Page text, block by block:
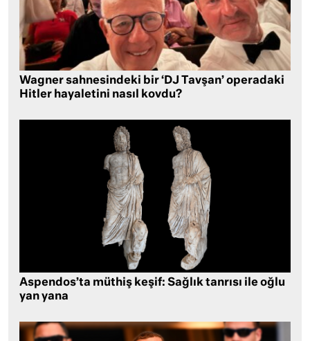
Wagner sahnesindeki bir ‘DJ Tavşan’ operadaki
Hitler hayaletini nasıl kovdu?
Aspendos’ta müthiş keşif: Sağlık tanrısı ile oğlu
yan yana